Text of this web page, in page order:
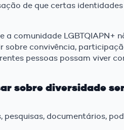
de que certas
a comunidade
sobre convivência,
pessoas possam viver
sobre diversidade
pesquisas, documentários,